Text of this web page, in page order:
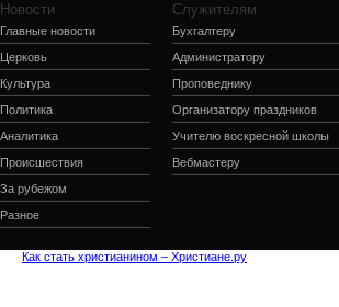
Новости
Главные новости
Церковь
Культура
Политика
Аналитика
Происшествия
За рубежом
Разное
Служителям
Бухгалтеру
Администратору
Проповеднику
Организатору праздников
Учителю воскресной школы
Вебмастеру
Как стать христианином – Христиане.ру